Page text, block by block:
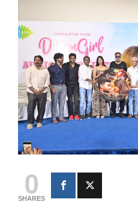
0
SHARES